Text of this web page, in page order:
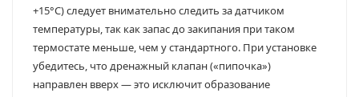
+15°C) следует внимательно следить за датчиком
температуры, так как запас до закипания при таком
термостате меньше, чем у стандартного. При установке
убедитесь, что дренажный клапан («пипочка»)
направлен вверх — это исключит образование